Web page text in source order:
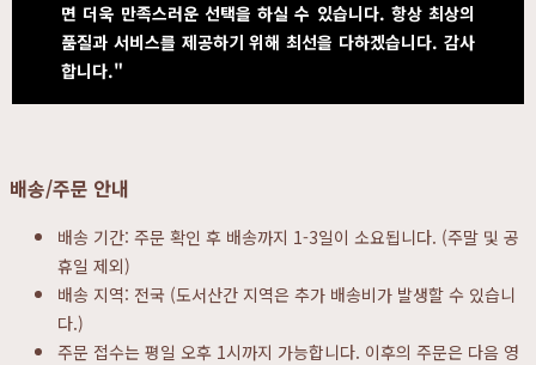
면 더욱 만족스러운 선택을 하실 수 있습니다. 항상 최상의
품질과 서비스를 제공하기 위해 최선을 다하겠습니다. 감사
합니다."
배송/주문 안내
배송 기간: 주문 확인 후 배송까지 1-3일이 소요됩니다. (주말 및 공
휴일 제외)
배송 지역: 전국 (도서산간 지역은 추가 배송비가 발생할 수 있습니
다.)
주문 접수는 평일 오후 1시까지 가능합니다. 이후의 주문은 다음 영